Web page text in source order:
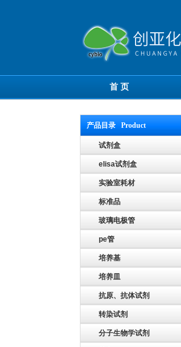
首 页
产品目录 Product
试剂盒
elisa试剂盒
实验室耗材
标准品
玻璃电极管
pe管
培养基
培养皿
抗原、抗体试剂
转染试剂
分子生物学试剂